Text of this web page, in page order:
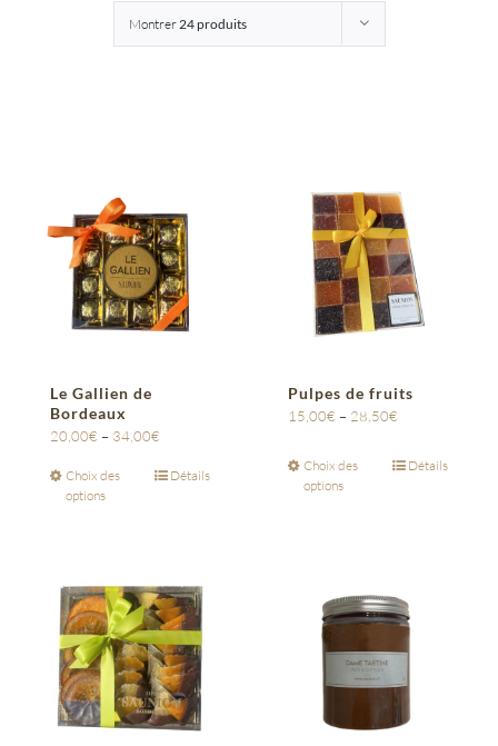
Montrer24 produits
Le Gallien de
Bordeaux
20,00€ – 34,00€
Choix des
options
Détails
Pulpes de fruits
15,00€ – 28,50€
Choix des
options
Détails